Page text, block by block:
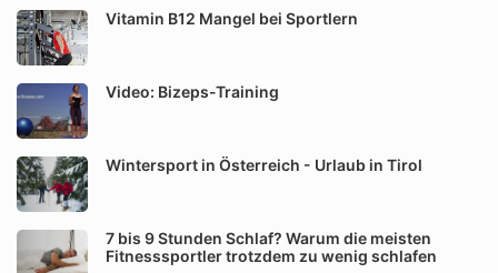
Vitamin B12 Mangel bei Sportlern
Video: Bizeps-Training
Wintersport in Österreich - Urlaub in Tirol
7 bis 9 Stunden Schlaf? Warum die meisten
Fitnesssportler trotzdem zu wenig schlafen